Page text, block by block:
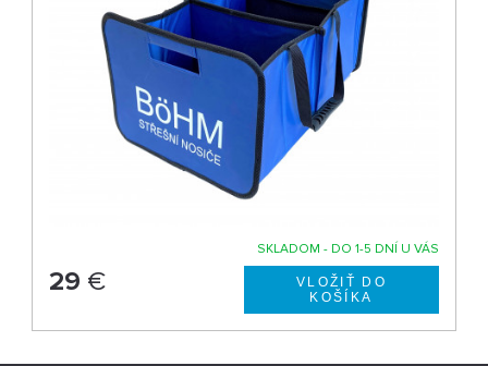
SKLADOM - DO 1-5 DNÍ U VÁS
29 €